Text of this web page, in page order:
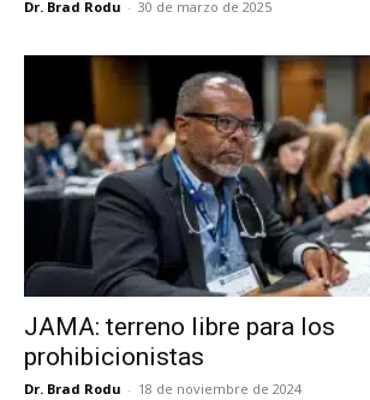
Dr. Brad Rodu - 30 de marzo de 2025
JAMA: terreno libre para los
prohibicionistas
Dr. Brad Rodu - 18 de noviembre de 2024